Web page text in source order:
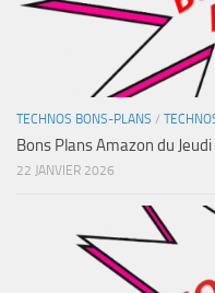
TECHNOS BONS-PLANS /
Bons Plans Amazon du
22 JANVIER 2026